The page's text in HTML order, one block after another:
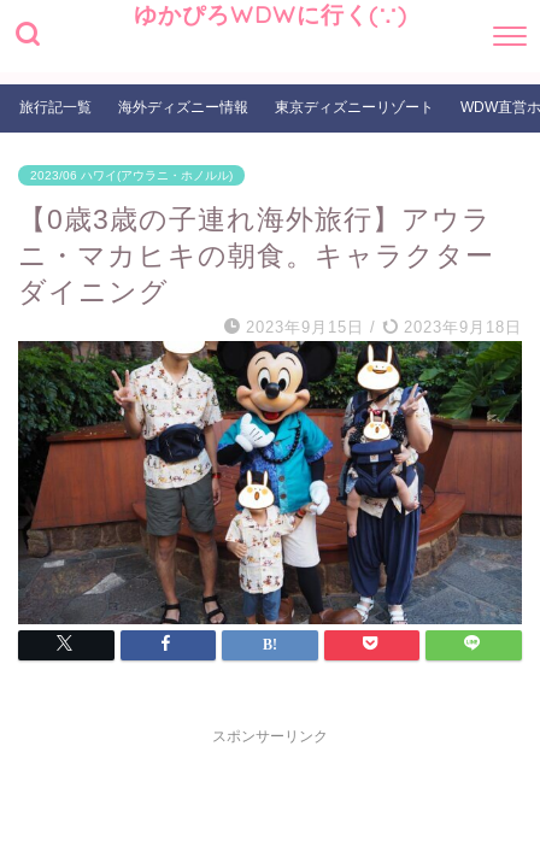
ゆかぴろWDWに行く(∵)
旅行記一覧 海外ディズニー情報 東京ディズニーリゾート WDW直営
2023/06 ハワイ(アウラニ・ホノルル)
【0歳3歳の子連れ海外旅行】アウラ
ニ・マカヒキの朝食。キャラクター
ダイニング
2023年9月15日 / 2023年9月18日
スポンサーリンク